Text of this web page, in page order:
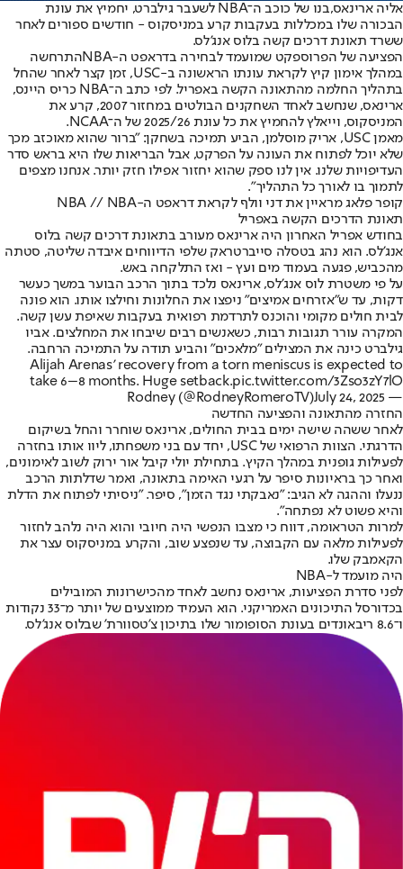
אליה ארינאס,בנו של כוכב ה־NBA לשעבר גילברט
, יחמיץ את עונת
הבכורה שלו במכללות בעקבות קרע במניסקוס - חודשים ספורים לאחר
ששרד תאונת דרכים קשה בלוס אנג'לס.
הפציעה של הפרוספקט שמועמד לבחירה בדראפט ה-NBA
התרחשה
במהלך אימון קיץ לקראת עונתו הראשונה ב-USC, זמן קצר לאחר שהחל
בתהליך החלמה מהתאונה הקשה באפריל. לפי כתב ה־NBA כריס היינס,
ארינאס, שנחשב לאחד השחקנים הבולטים במחזור 2007, קרע את
המניסקוס, וייאלץ להחמיץ את כל עונת 2025/26 של ה־NCAA.
מאמן USC, אריק מוסלמן, הביע תמיכה בשחקן: "ברור שהוא מאוכזב מכך
שלא יוכל לפתוח את העונה על הפרקט, אבל הבריאות שלו היא בראש סדר
העדיפויות שלנו. אין לנו ספק שהוא יחזור אפילו חזק יותר. אנחנו מצפים
לתמוך בו לאורך כל התהליך".
קופר פלאג מראיין את דני וולף לקראת דראפט ה-NBA // NBA
תאונת הדרכים הקשה באפריל
בחודש אפריל האחרון היה ארינאס מעורב בתאונת דרכים קשה בלוס
אנג'לס. הוא נהג בטסלה סייברטראק שלפי הדיווחים איבדה שליטה, סטתה
מהכביש, פגעה בעמוד מים ועץ - ואז התלקחה באש.
על פי משטרת לוס אנג'לס, ארינאס נלכד בתוך הרכב הבוער במשך כעשר
דקות, עד ש"אזרחים אמיצים" ניפצו את החלונות וחילצו אותו. הוא פונה
לבית חולים מקומי והוכנס לתרדמת רפואית בעקבות שאיפת עשן קשה.
המקרה עורר תגובות רבות, כשאנשים רבים שיבחו את המחלצים. אביו
גילברט כינה את המצילים "מלאכים" והביע תודה על התמיכה הרחבה.
Alijah Arenas’ recovery from a torn meniscus is expected to
take 6–8 months. Huge setback.pic.twitter.com/3Zso3zY7lO
— Rodney (@RodneyRomeroTV)
July 24, 2025
החזרה מהתאונה והפציעה החדשה
לאחר ששהה שישה ימים בבית החולים, ארינאס שוחרר והחל בשיקום
הדרגתי. הצוות הרפואי של USC, יחד עם בני משפחתו, ליוו אותו בחזרה
לפעילות גופנית במהלך הקיץ. בתחילת יולי קיבל אור ירוק לשוב לאימונים,
ואחר כך בראיונות סיפר על רגעי האימה בתאונה, ואמר שדלתות הרכב
ננעלו וההגה לא הגיב: "נאבקתי נגד הזמן", סיפר. "ניסיתי לפתוח את הדלת
והיא פשוט לא נפתחה".
למרות הטראומה, דווח כי מצבו הנפשי היה חיובי והוא היה נלהב לחזור
לפעילות מלאה עם הקבוצה, עד שנפצע שוב, והקרע במניסקוס עצר את
הקאמבק שלו.
היה מועמד ל-NBA
לפני סדרת הפציעות, ארינאס נחשב לאחד מהכישרונות המובילים
בכדורסל התיכונים האמריקני. הוא העמיד ממוצעים של יותר מ־33 נקודות
ו־8.6 ריבאונדים בעונת הסופומור שלו בתיכון צ'טסוורת' שבלוס אנג'לס.